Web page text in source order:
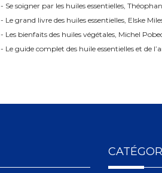
- Se soigner par les huiles essentielles,
- Le grand livre des huiles essentielles, Elske
- Les bienfaits des huiles végétales, Michel
- Le guide complet des huile essentielles et de